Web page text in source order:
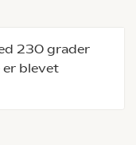
230 grader
er blevet